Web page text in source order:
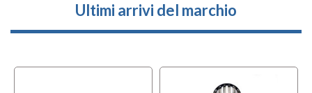
Ultimi arrivi del marchio